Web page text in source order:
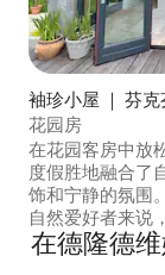
袖珍小屋 ｜ 芬克
花园房
在花园客房中放
度假胜地融合了
饰和宁静的氛围。 对于追求宁静的房客和
自然爱好者来说
所，也是阅读或
之选。 位于维
在德隆德